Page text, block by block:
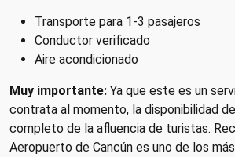
Transporte para 1-3 pasajeros
Conductor verificado
Aire acondicionado
Muy importante: Ya que este es un
contrata al momento, la disponibilidad
completo de la afluencia de turistas.
Aeropuerto de Cancún es uno de los